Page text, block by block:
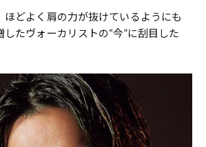
ほどよく肩の力が抜けているようにも
したヴォーカリストの“今”に刮目した